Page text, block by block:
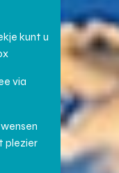
kunt u
via
plezier